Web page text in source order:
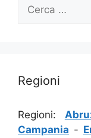
per:
Regioni
Regioni:
Campania -